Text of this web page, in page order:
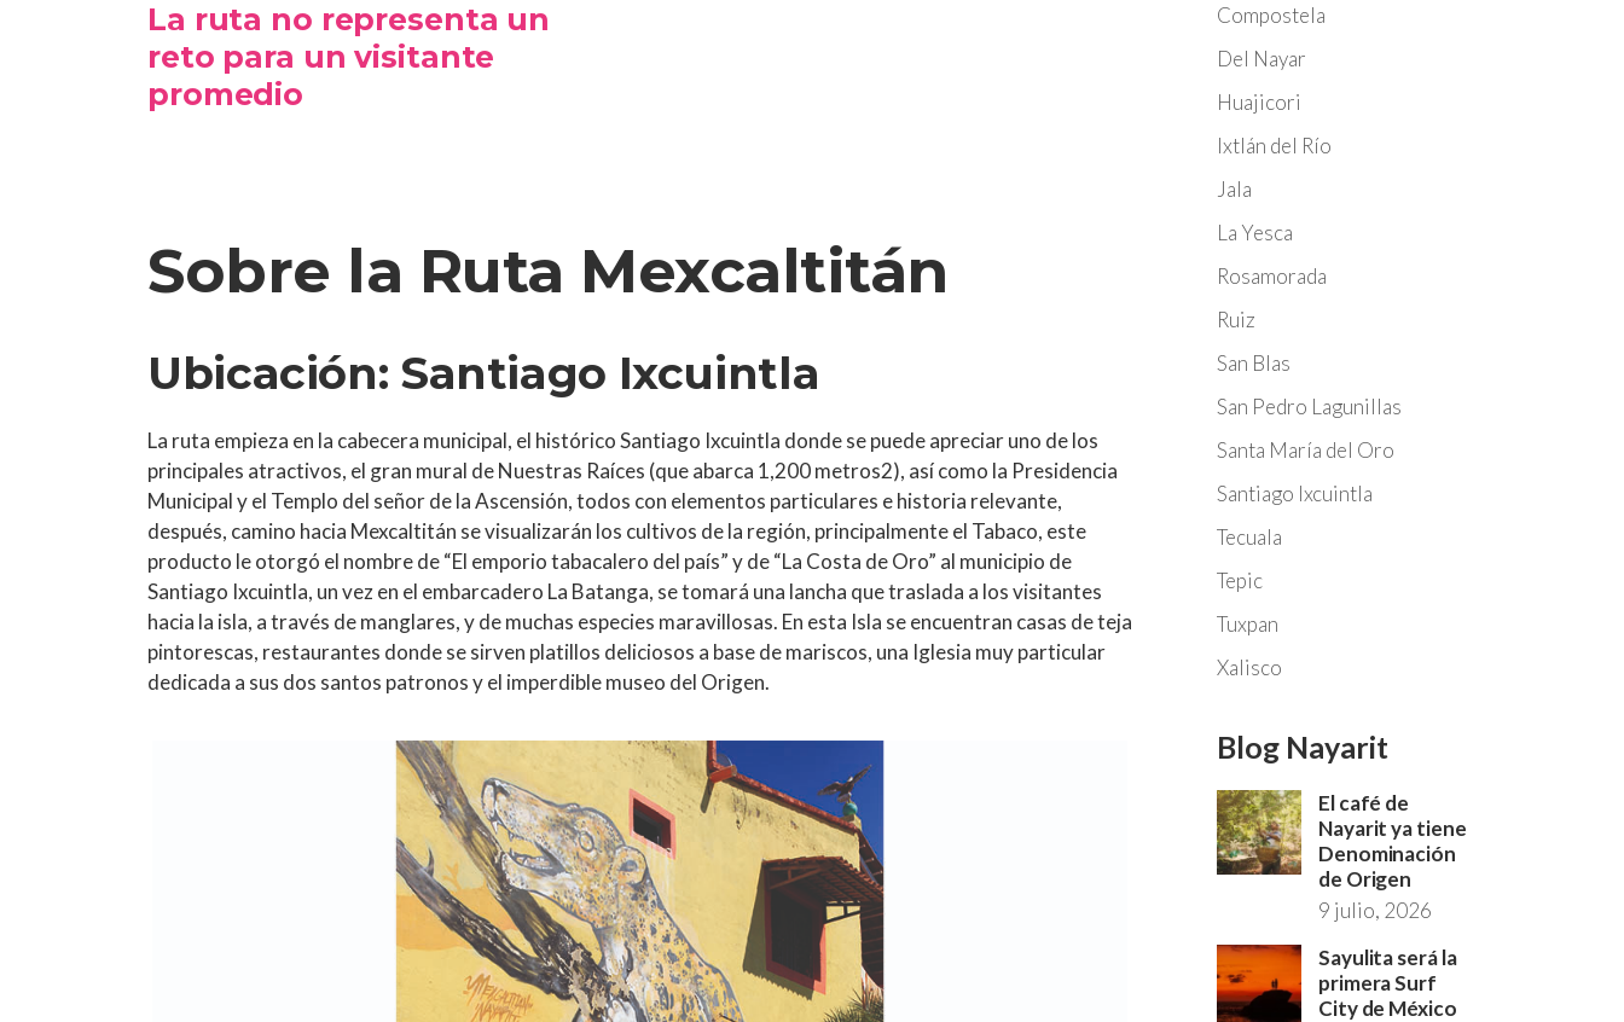
La ruta no representa un
reto para un visitante
promedio
Sobre la Ruta Mexcaltitán
Ubicación: Santiago Ixcuintla
La ruta empieza en la cabecera municipal, el histórico Santiago Ixcuintla donde se puede apreciar uno de los
principales atractivos, el gran mural de Nuestras Raíces (que abarca 1,200 metros2), así como la Presidencia
Municipal y el Templo del señor de la Ascensión, todos con elementos particulares e historia relevante,
después, camino hacia Mexcaltitán se visualizarán los cultivos de la región, principalmente el Tabaco, este
producto le otorgó el nombre de “El emporio tabacalero del país” y de “La Costa de Oro” al municipio de
Santiago Ixcuintla, un vez en el embarcadero La Batanga, se tomará una lancha que traslada a los visitantes
hacia la isla, a través de manglares, y de muchas especies maravillosas. En esta Isla se encuentran casas de teja
pintorescas, restaurantes donde se sirven platillos deliciosos a base de mariscos, una Iglesia muy particular
dedicada a sus dos santos patronos y el imperdible museo del Origen.
Compostela
Del Nayar
Huajicori
Ixtlán del Río
Jala
La Yesca
Rosamorada
Ruiz
San Blas
San Pedro Lagunillas
Santa María del Oro
Santiago Ixcuintla
Tecuala
Tepic
Tuxpan
Xalisco
Blog Nayarit
El café de
Nayarit ya tiene
Denominación
de Origen
9 julio, 2026
Sayulita será la
primera Surf
City de México